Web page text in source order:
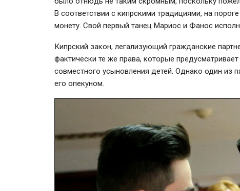
В соответствии с кипрскими традициями, на
монету. Свой первый танец Мариос и Фанос
Кипрский закон, легализующий гражданские
фактически те же права, которые
совместного усыновления детей. Однако один из
его опекуном.